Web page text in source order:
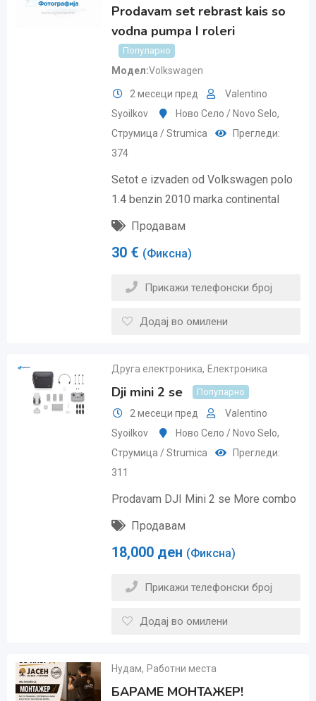
Prodavam set rebrast kais so
vodna pumpa I roleri
Популарно
Модел Volkswagen
2 месеци пред
Valentino
Syoilkov
Ново Село / Novo Selo,
Струмица / Strumica
Прегледи:
374
Setot e izvaden od Volkswagen polo
1.4 benzin 2010 marka continental
Продавам
30 € (Фиксна)
Прикажи телефонски број
Додај во омилени
Друга електроника, Електроника
Dji mini 2 se Популарно
2 месеци пред
Valentino
Syoilkov
Ново Село / Novo Selo,
Струмица / Strumica
Прегледи:
311
Prodavam DJI Mini 2 se More combo
Продавам
18,000 ден (Фиксна)
Прикажи телефонски број
Додај во омилени
Нудам, Работни места
БАРАМЕ МОНТАЖЕР!